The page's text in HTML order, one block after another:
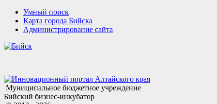
Умный поиск
Карта города Бийска
Администрирование сайта
Муниципальное бюджетное учреждение
Бийский бизнес-инкубатор